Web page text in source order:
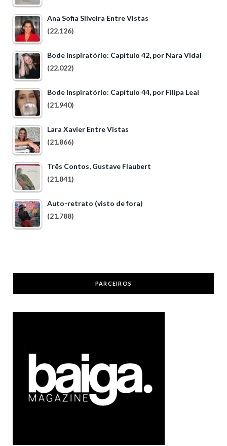
Ana Sofia Silveira Entre Vistas
(22.126)
Bode Inspiratório: Capítulo 42, por Nara Vidal
(22.022)
Bode Inspiratório: Capítulo 44, por Filipa Leal
(21.940)
Lara Xavier Entre Vistas
(21.866)
Três Contos, Gustave Flaubert
(21.841)
Auto-retrato (visto de fora)
(21.788)
PARCEIROS